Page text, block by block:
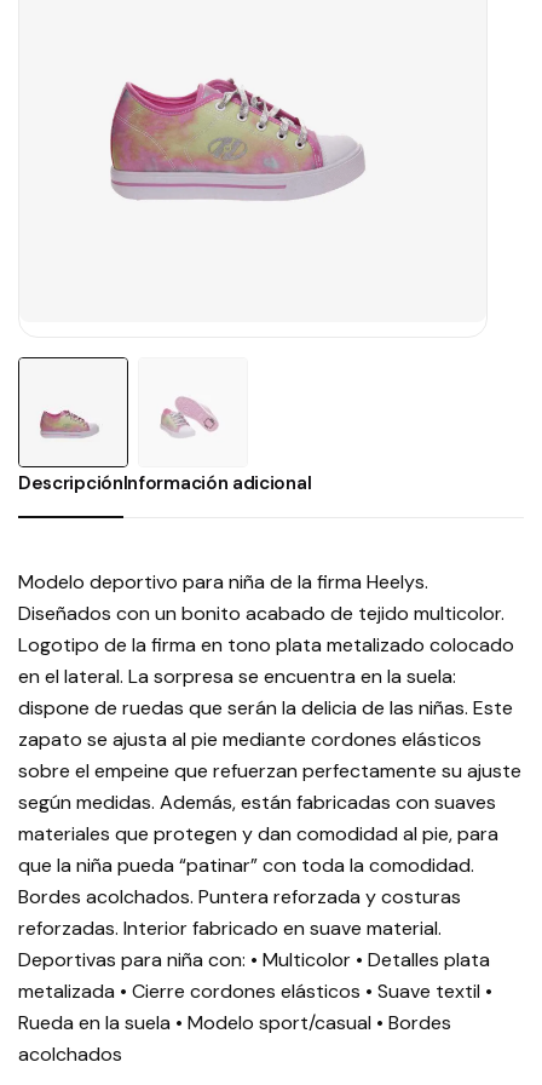
DescripciónInformación adicional
Modelo deportivo para niña de la firma Heelys.
Diseñados con un bonito acabado de tejido multicolor.
Logotipo de la firma en tono plata metalizado colocado
en el lateral. La sorpresa se encuentra en la suela:
dispone de ruedas que serán la delicia de las niñas. Este
zapato se ajusta al pie mediante cordones elásticos
sobre el empeine que refuerzan perfectamente su ajuste
según medidas. Además, están fabricadas con suaves
materiales que protegen y dan comodidad al pie, para
que la niña pueda “patinar” con toda la comodidad.
Bordes acolchados. Puntera reforzada y costuras
reforzadas. Interior fabricado en suave material.
Deportivas para niña con: • Multicolor • Detalles plata
metalizada • Cierre cordones elásticos • Suave textil •
Rueda en la suela • Modelo sport/casual • Bordes
acolchados